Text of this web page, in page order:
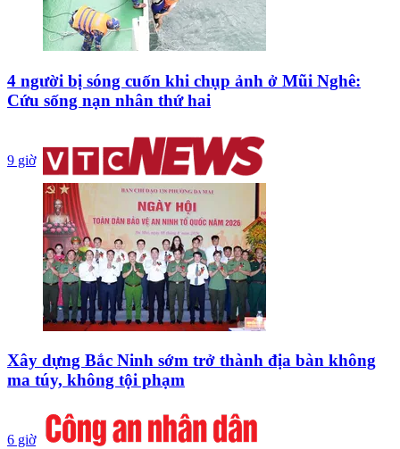
4 người bị sóng cuốn khi chụp ảnh ở Mũi Nghê:
Cứu sống nạn nhân thứ hai
9 giờ
Xây dựng Bắc Ninh sớm trở thành địa bàn không
ma túy, không tội phạm
6 giờ